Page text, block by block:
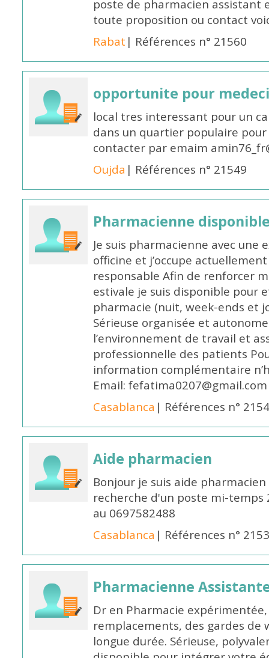
poste de pharmacien
toute proposition ou contact
Rabat | Références n° 21560
opportunite pour
local tres interessant pour un
dans un quartier populaire
contacter par emaim
Oujda | Références n° 21549
Pharmacienne
Je suis pharmacienne avec
officine et j’occupe
responsable Afin de renforcer
estivale je suis disponible pour
pharmacie (nuit, week-ends et
Sérieuse organisée et
l’environnement de travail et
professionnelle des patients
information complémentaire
Email: fefatima0207@gmail.com
Casablanca | Références n°
Aide pharmacien
Bonjour je suis aide
recherche d'un poste mi-temps
au 0697582488
Casablanca | Références n°
Pharmacienne
Dr en Pharmacie
remplacements, des gardes de
longue durée. Sérieuse,